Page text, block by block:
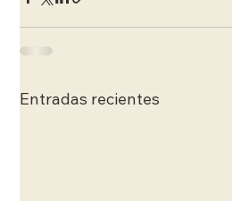
Entradas recientes